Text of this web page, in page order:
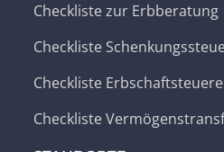
Checkliste zur Erbberatung
Checkliste
Checkliste
Checkliste